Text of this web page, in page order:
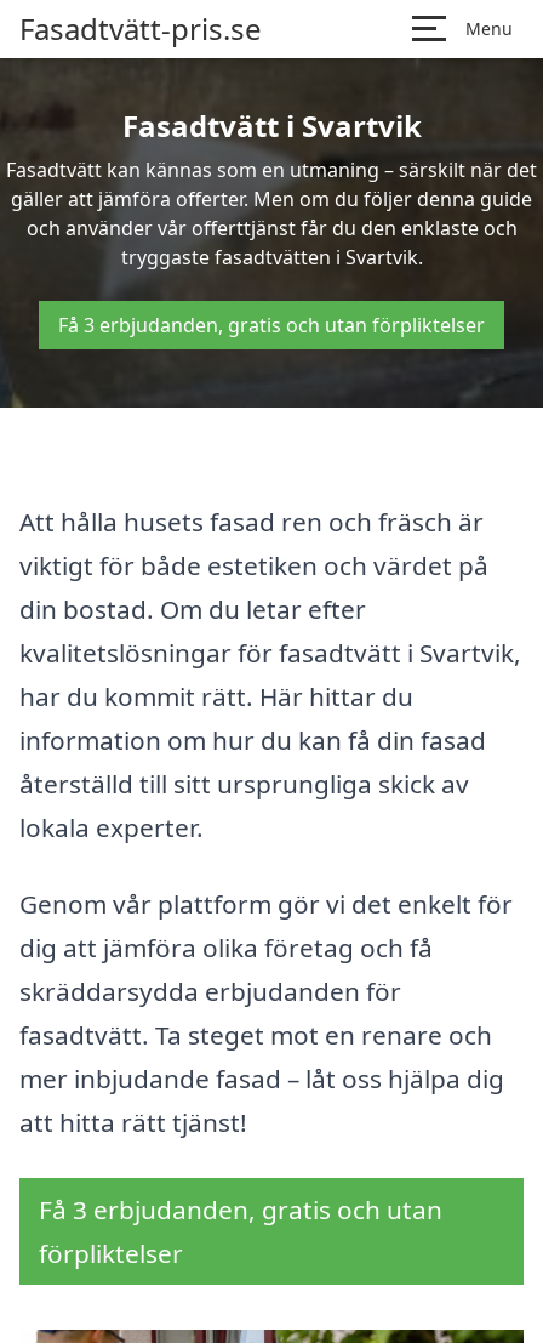
Fasadtvätt-pris.se Menu
Fasadtvätt i Svartvik
Fasadtvätt kan kännas som en utmaning – särskilt när det
gäller att jämföra offerter. Men om du följer denna guide
och använder vår offerttjänst får du den enklaste och
tryggaste fasadtvätten i Svartvik.
Få 3 erbjudanden, gratis och utan förpliktelser
Att hålla husets fasad ren och fräsch är
viktigt för både estetiken och värdet på
din bostad. Om du letar efter
kvalitetslösningar för fasadtvätt i Svartvik,
har du kommit rätt. Här hittar du
information om hur du kan få din fasad
återställd till sitt ursprungliga skick av
lokala experter.
Genom vår plattform gör vi det enkelt för
dig att jämföra olika företag och få
skräddarsydda erbjudanden för
fasadtvätt. Ta steget mot en renare och
mer inbjudande fasad – låt oss hjälpa dig
att hitta rätt tjänst!
Få 3 erbjudanden, gratis och utan
förpliktelser